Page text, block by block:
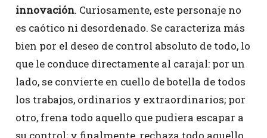
innovación. Curiosamente, este personaje no
es caótico ni desordenado. Se caracteriza más
bien por el deseo de control absoluto de todo, lo
que le conduce directamente al carajal: por un
lado, se convierte en cuello de botella de todos
los trabajos, ordinarios y extraordinarios; por
otro, frena todo aquello que pudiera escapar a